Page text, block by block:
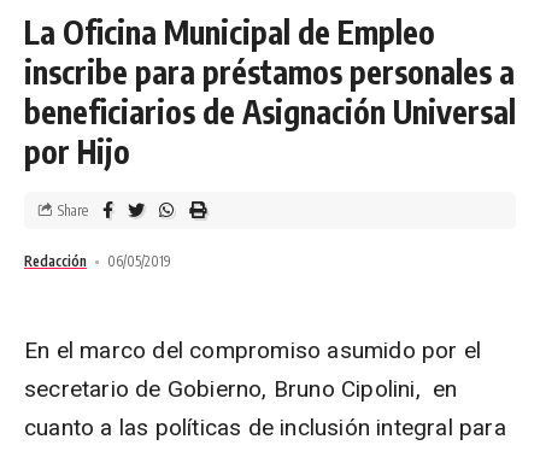
La Oficina Municipal de Empleo
inscribe para préstamos personales a
beneficiarios de Asignación Universal
por Hijo
Redacción 06/05/2019
Share
En el marco del compromiso asumido por el
secretario de Gobierno, Bruno Cipolini, en
cuanto a las políticas de inclusión integral para